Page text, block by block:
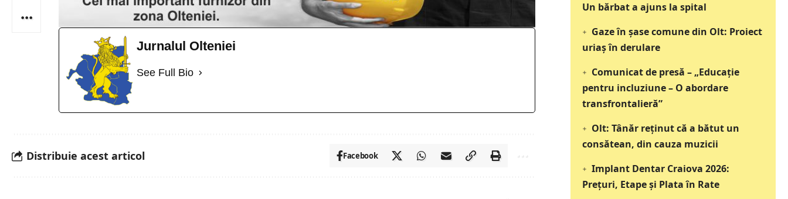
Jurnalul Olteniei
See Full Bio
Distribuie acest articol Facebook
Un bărbat a ajuns la spital
Gaze în șase comune din Olt: Proiect
uriaș în derulare
Comunicat de presă – „Educație
pentru incluziune – O abordare
transfrontalieră”
Olt: Tânăr reţinut că a bătut un
consătean, din cauza muzicii
Implant Dentar Craiova 2026:
Preţuri, Etape şi Plata în Rate